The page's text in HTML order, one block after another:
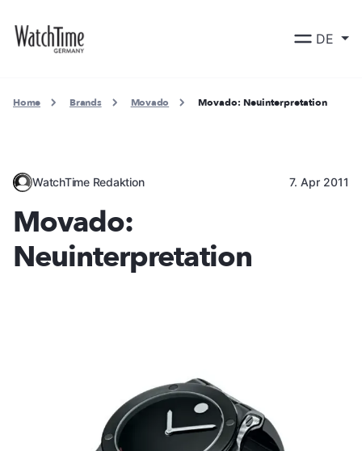
DE
Home Brands Movado Movado: Neuinterpretation
WatchTime Redaktion 7. Apr 2011
Movado:
Neuinterpretation